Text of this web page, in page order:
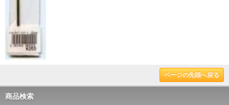
ページの先頭へ戻る
商品検索